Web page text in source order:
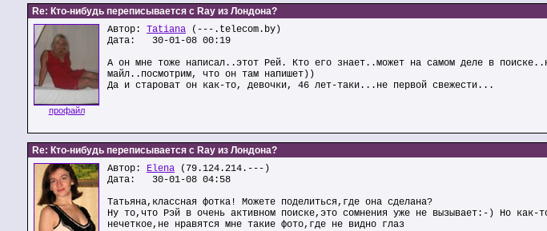
Re: Кто-нибудь переписывается с Ray из Лондона?
профайл
Автор: Tatiana (---.telecom.by)
Дата: 30-01-08 00:19
А он мне тоже написал..этот Рей. Кто его знает..может на самом деле в
майл..посмотрим, что он там напишет))
Да и староват он как-то, девочки, 46 лет-таки...не первой свежести...
Re: Кто-нибудь переписывается с Ray из Лондона?
Автор: Elena (79.124.214.---)
Дата: 30-01-08 04:58
Татьяна,классная фотка! Можете поделиться,где она сделана?
Ну то,что Рэй в очень активном поиске,это сомнения уже не вызывает:-) Но как-
нечеткое,не нравятся мне такие фото,где не видно глаз